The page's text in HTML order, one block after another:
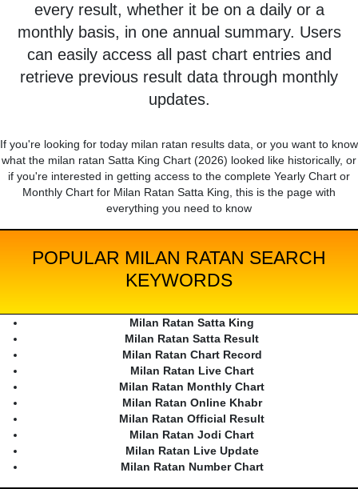
every result, whether it be on a daily or a
monthly basis, in one annual summary. Users
can easily access all past chart entries and
retrieve previous result data through monthly
updates.
If you're looking for today milan ratan results data, or you want to know
what the milan ratan Satta King Chart (2026) looked like historically, or
if you're interested in getting access to the complete Yearly Chart or
Monthly Chart for Milan Ratan Satta King, this is the page with
everything you need to know
POPULAR MILAN RATAN SEARCH
KEYWORDS
Milan Ratan Satta King
Milan Ratan Satta Result
Milan Ratan Chart Record
Milan Ratan Live Chart
Milan Ratan Monthly Chart
Milan Ratan Online Khabr
Milan Ratan Official Result
Milan Ratan Jodi Chart
Milan Ratan Live Update
Milan Ratan Number Chart